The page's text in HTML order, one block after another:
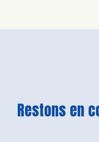
Restons en